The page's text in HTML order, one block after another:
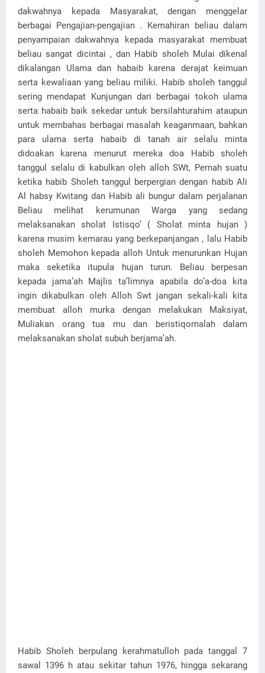
dakwahnya kepada Masyarakat, dengan menggelar
berbagai Pengajian-pengajian . Kemahiran beliau dalam
penyampaian dakwahnya kepada masyarakat membuat
beliau sangat dicintai , dan Habib sholeh Mulai dikenal
dikalangan Ulama dan habaib karena derajat keimuan
serta kewaliaan yang beliau miliki. Habib sholeh tanggul
sering mendapat Kunjungan dari berbagai tokoh ulama
serta habaib baik sekedar untuk bersilahturahim ataupun
untuk membahas berbagai masalah keaganmaan, bahkan
para ulama serta habaib di tanah air selalu minta
didoakan karena menurut mereka doa Habib sholeh
tanggul selalu di kabulkan oleh alloh SWt, Pernah suatu
ketika habib Sholeh tanggul berpergian dengan habib Ali
Al habsy Kwitang dan Habib ali bungur dalam perjalanan
Beliau melihat kerumunan Warga yang sedang
melaksanakan sholat Istisqo’ ( Sholat minta hujan )
karena musim kemarau yang berkepanjangan , lalu Habib
sholeh Memohon kepada alloh Untuk menurunkan Hujan
maka seketika itupula hujan turun. Beliau berpesan
kepada jama’ah Majlis ta’limnya apabila do’a-doa kita
ingin dikabulkan oleh Alloh Swt jangan sekali-kali kita
membuat alloh murka dengan melakukan Maksiyat,
Muliakan orang tua mu dan beristiqomalah dalam
melaksanakan sholat subuh berjama’ah.
Habib Sholeh berpulang kerahmatulloh pada tanggal 7
sawal 1396 h atau sekitar tahun 1976, hingga sekarang